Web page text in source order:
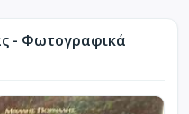
- Φωτογραφικά